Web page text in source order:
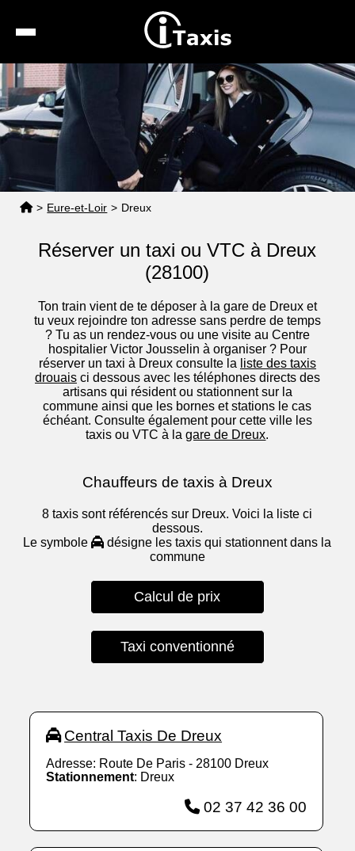
Recherche
Calcul de tarif
Taxis conventionnés
Espace pro
> Eure-et-Loir > Dreux
Réserver un taxi ou VTC à Dreux
(28100)
Ton train vient de te déposer à la gare de Dreux et
tu veux rejoindre ton adresse sans perdre de temps
? Tu as un rendez-vous ou une visite au Centre
hospitalier Victor Jousselin à organiser ? Pour
réserver un taxi à Dreux consulte la liste des taxis
drouaisci dessous avec les téléphones directs des
artisans qui résident ou stationnent sur la
commune ainsi que les bornes et stations le cas
échéant. Consulte également pour cette ville les
taxis ou VTC à lagare de Dreux.
Chauffeurs de taxis à Dreux
8 taxis sont référencés sur Dreux. Voici la liste ci
dessous.
Le symbole
désigne les taxis qui stationnent dans la
commune
Calcul de prix
Taxi conventionné
Central Taxis De Dreux
Adresse: Route De Paris - 28100 Dreux
Stationnement: Dreux
02 37 42 36 00